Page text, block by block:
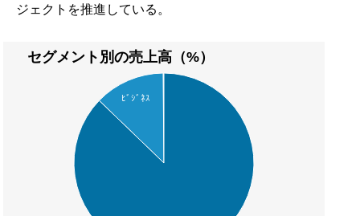
ジェクトを推進している。
セグメント別の売上高（%）
ﾋﾞｼﾞﾈｽ